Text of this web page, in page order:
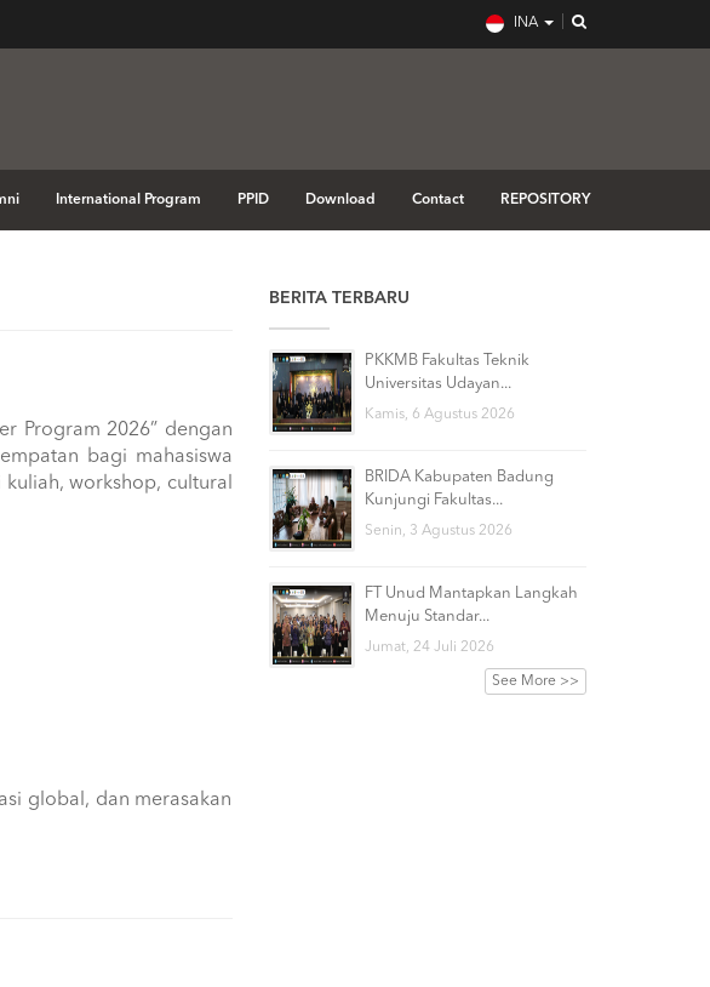
INA
International Program PPID Download Contact REPOSITORY
Program 2026” dengan
bagi mahasiswa
workshop, cultural
global, dan merasakan
BERITA TERBARU
PKKMB Fakultas Teknik
Universitas Udayan...
Kamis, 6 Agustus 2026
BRIDA Kabupaten Badung
Kunjungi Fakultas...
Senin, 3 Agustus 2026
FT Unud Mantapkan Langkah
Menuju Standar...
Jumat, 24 Juli 2026
See More >>